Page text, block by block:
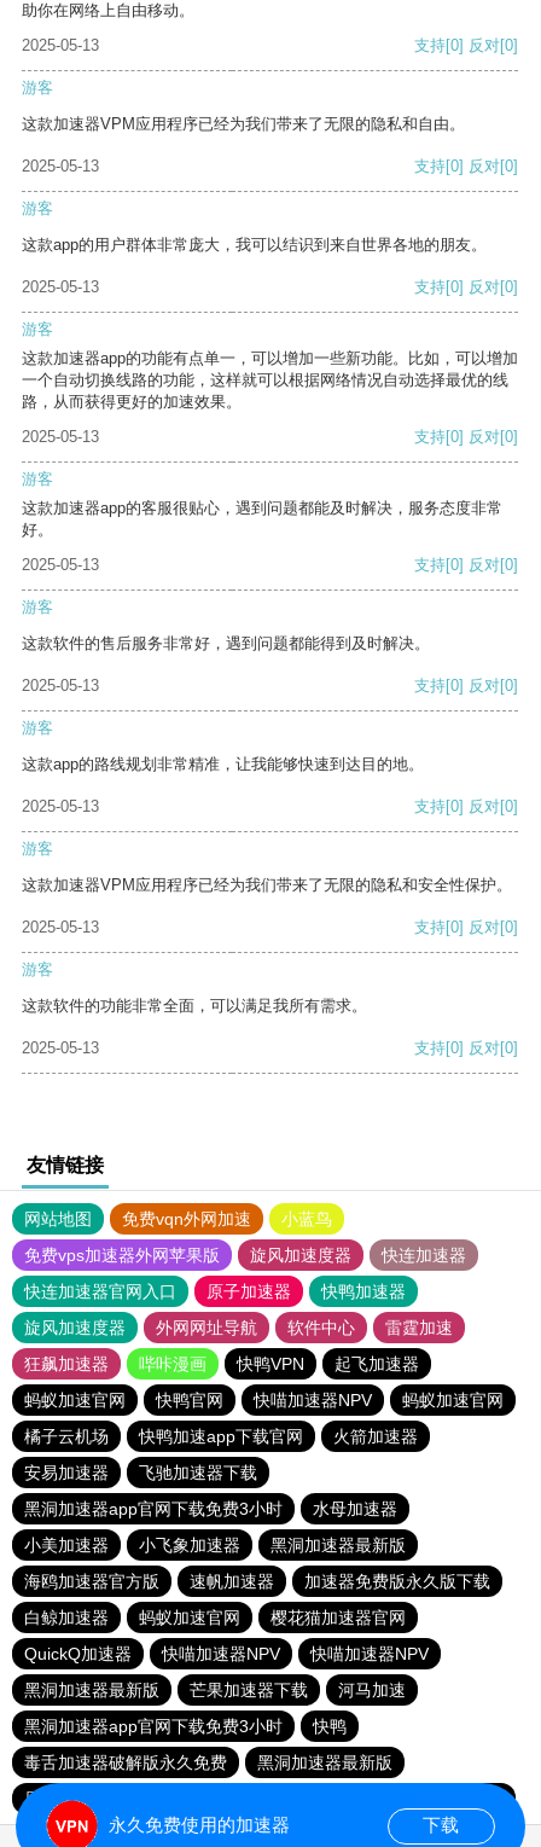
助你在网络上自由移动。
2025-05-13
支持[0] 反对[0]
游客
这款加速器VPM应用程序已经为我们带来了无限的隐私和自由。
2025-05-13 支持[0] 反对[0]
游客
这款app的用户群体非常庞大，我可以结识到来自世界各地的朋友。
2025-05-13 支持[0] 反对[0]
游客
这款加速器app的功能有点单一，可以增加一些新功能。比如，可以增加
一个自动切换线路的功能，这样就可以根据网络情况自动选择最优的线
路，从而获得更好的加速效果。
2025-05-13
支持[0] 反对[0]
游客
这款加速器app的客服很贴心，遇到问题都能及时解决，服务态度非常
好。
2025-05-13
支持[0] 反对[0]
游客
这款软件的售后服务非常好，遇到问题都能得到及时解决。
2025-05-13 支持[0] 反对[0]
游客
这款app的路线规划非常精准，让我能够快速到达目的地。
2025-05-13 支持[0] 反对[0]
游客
这款加速器VPM应用程序已经为我们带来了无限的隐私和安全性保护。
2025-05-13 支持[0] 反对[0]
游客
这款软件的功能非常全面，可以满足我所有需求。
2025-05-13 支持[0] 反对[0]
友情链接
网站地图 免费vqn外网加速
小蓝鸟
免费vps加速器外网苹果版
旋风加速度器
快连加速器
快连加速器官网入口
原子加速器
快鸭加速器
旋风加速度器
外网网址导航 软件中心
雷霆加速
狂飙加速器
哔咔漫画 快鸭VPN
起飞加速器
蚂蚁加速官网
快鸭官网 快喵加速器NPV
蚂蚁加速官网
橘子云机场
快鸭加速app下载官网
火箭加速器
安易加速器
飞驰加速器下载
黑洞加速器app官网下载免费3小时
水母加速器
小美加速器
小飞象加速器
黑洞加速器最新版
海鸥加速器官方版
速帆加速器
加速器免费版永久版下载
白鲸加速器
蚂蚁加速官网
樱花猫加速器官网
QuickQ加速器
快喵加速器NPV
快喵加速器NPV
黑洞加速器最新版
芒果加速器下载
河马加速
黑洞加速器app官网下载免费3小时
快鸭
毒舌加速器破解版永久免费
黑洞加速器最新版
原子加速器永久免费版
永久免费使用的加速器 下载